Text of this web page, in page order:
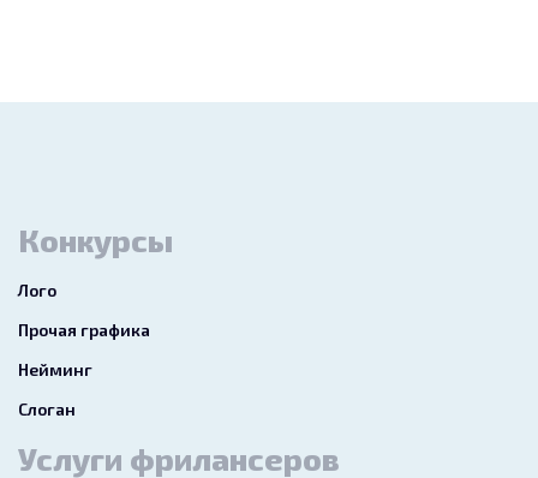
Конкурсы
Лого
Прочая графика
Нейминг
Слоган
Услуги фрилансеров